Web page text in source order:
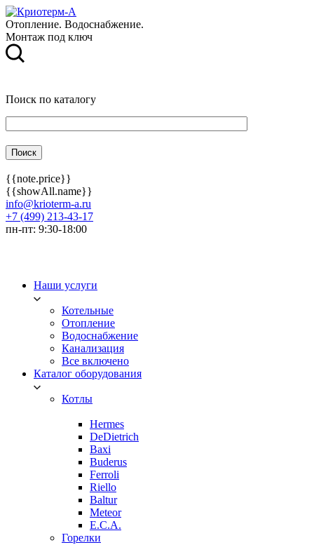
Отопление. Водоснабжение.
Монтаж под ключ
Поиск по каталогу
{{note.price}}
{{showAll.name}}
info@krioterm-a.ru
+7 (499) 213-43-17
пн-пт: 9:30-18:00
Наши услуги
Котельные
Отопление
Водоснабжение
Канализация
Все включено
Каталог оборудования
Котлы
Hermes
DeDietrich
Baxi
Buderus
Ferroli
Riello
Baltur
Meteor
E.C.A.
Горелки